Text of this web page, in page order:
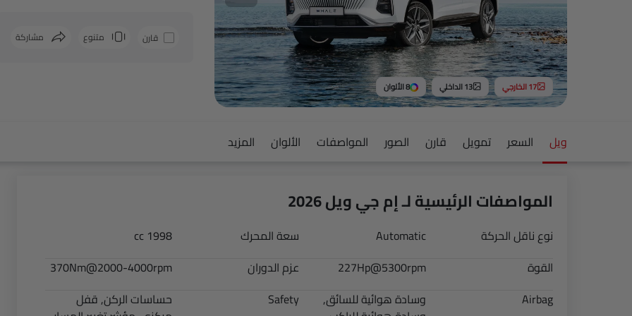
17 الخارجي 13 الداخلي 8 الألوان
قارن متنوع مشاركة
فيسبوك
ويل السعر تمويل قارن الصور المواصفات الألوان المزيد
المواصفات الرئيسية لـ إم جي ويل 2026
نوع ناقل الحركة Automatic سعة المحرك
1998 cc
القوة
227Hp@5300rpm عزم الدوران
370Nm@2000-4000rpm
Airbag
وسادة هوائية للسائق,
Safety
حساسات الركن, قفل